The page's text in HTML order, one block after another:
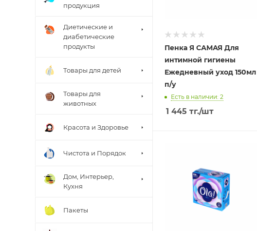
Пенка Я САМАЯ Для
интимной гигиены
Ежедневный уход 150мл
п/у
Есть в наличии: 2
1 445 тг./шт
продукция
Диетические и
диабетические
продукты
Товары для детей
Товары для
животных
Красота и Здоровье
Чистота и Порядок
Дом, Интерьер,
Кухня
Пакеты